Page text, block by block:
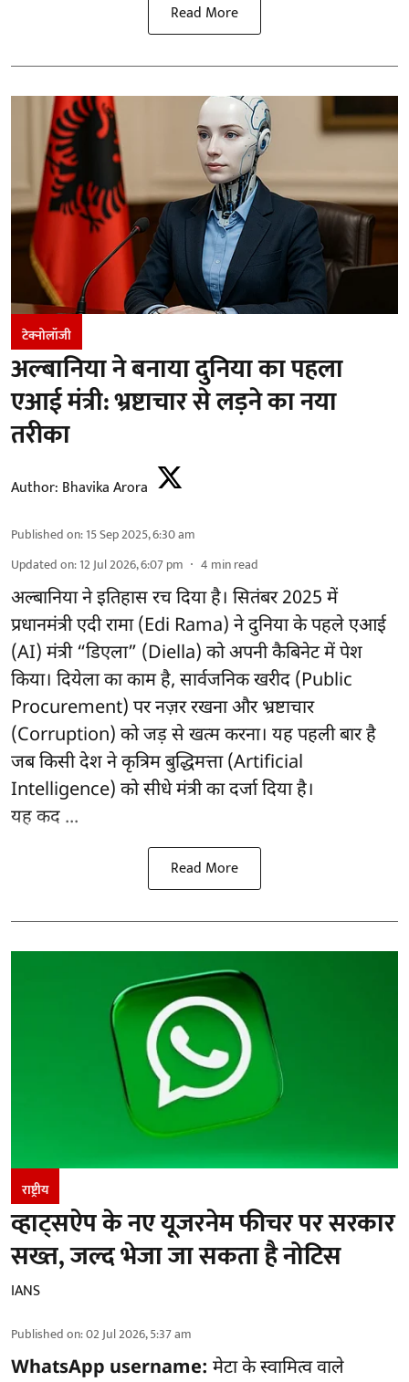
Read More
टेक्नोलॉजी
अल्बानिया ने बनाया दुनिया का पहला
एआई मंत्री: भ्रष्टाचार से लड़ने का नया
तरीका
Author: Bhavika Arora
Published on:15 Sep 2025, 6:30 am
Updated on:12 Jul 2026, 6:07 pm 4 min read
अल्बानिया ने इतिहास रच दिया है। सितंबर 2025 में
प्रधानमंत्री एदी रामा (Edi Rama) ने दुनिया के पहले एआई
(AI) मंत्री “डिएला” (Diella) को अपनी कैबिनेट में पेश
किया। दियेला का काम है, सार्वजनिक खरीद (Public
Procurement) पर नज़र रखना और भ्रष्टाचार
(Corruption) को जड़ से खत्म करना। यह पहली बार है
जब किसी देश ने कृत्रिम बुद्धिमत्ता (Artificial
Intelligence) को सीधे मंत्री का दर्जा दिया है।
यह कद ...
Read More
राष्ट्रीय
व्हाट्सऐप के नए यूजरनेम फीचर पर सरकार
सख्त, जल्द भेजा जा सकता है नोटिस
IANS
Published on:02 Jul 2026, 5:37 am
WhatsApp username: मेटा के स्वामित्व वाले